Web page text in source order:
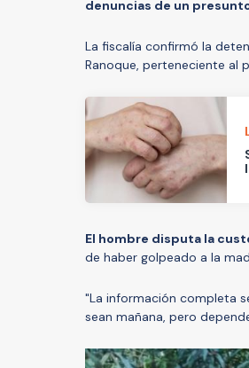
denuncias de un
La fiscalía confirmó la
Ranoque, perteneciente al
El hombre disputa la
de haber golpeado a la
"La información completa
sean mañana, pero